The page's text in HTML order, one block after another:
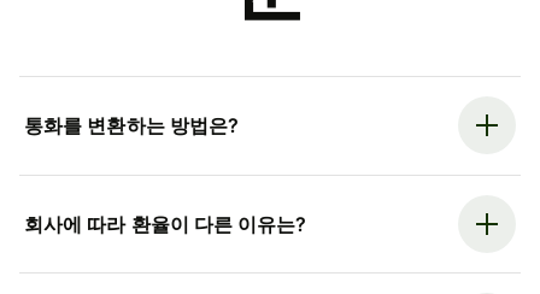
통화를 변환하는 방법은?
회사에 따라 환율이 다른 이유는?